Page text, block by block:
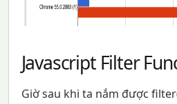
Javascript Filter
Giờ sau khi ta nắm được